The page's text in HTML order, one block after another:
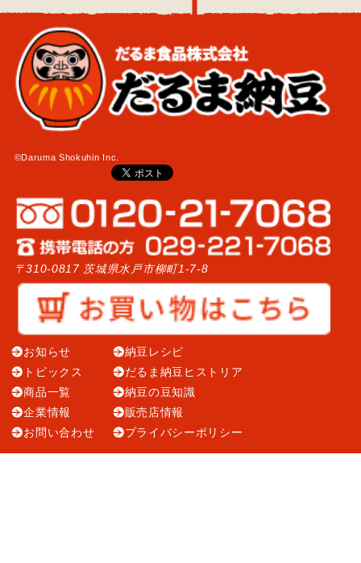
©Daruma Shokuhin Inc.
〒310-0817 茨城県水戸市柳町1-7-8
お知らせ
トピックス
商品一覧
企業情報
お問い合わせ
納豆レシピ
だるま納豆ヒストリア
納豆の豆知識
販売店情報
プライバシーポリシー